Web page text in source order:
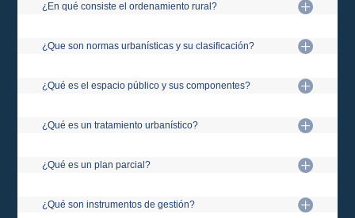
¿En qué consiste el ordenamiento rural?
¿Que son normas urbanísticas y su clasificación?
¿Qué es el espacio público y sus componentes?
¿Qué es un tratamiento urbanístico?
¿Qué es un plan parcial?
¿Qué son instrumentos de gestión?